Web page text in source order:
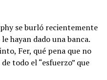
se burló recientemente
hayan dado una banca.
Fer, qué pena que no
todo el “esfuerzo” que